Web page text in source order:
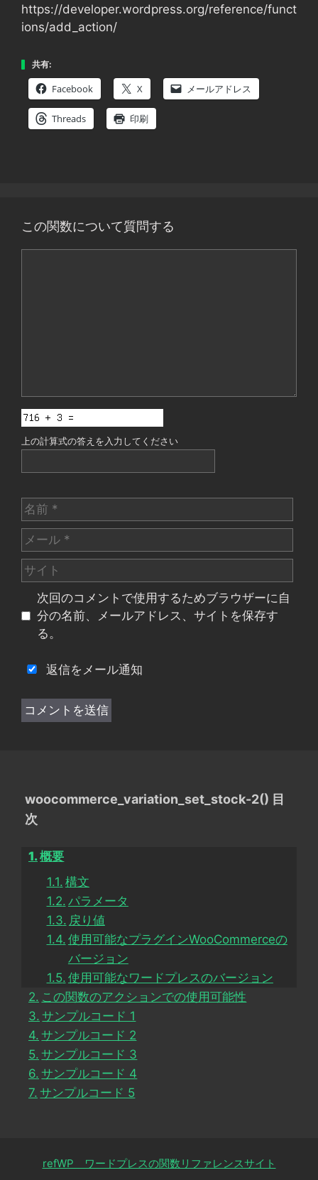
https://developer.wordpress.org/reference/funct
ions/add_action/
共有:
Facebook X メールアドレス
Threads 印刷
この関数について質問する
上の計算式の答えを入力してください
名
前
メ
ー
ル
サ
イ
次回のコメントで使用するためブラウザーに自
分の名前、メールアドレス、サイトを保存す
る。
返信をメール通知
woocommerce_variation_set_stock-2() 目
次
概要
構文
パラメータ
戻り値
使用可能なプラグインWooCommerceの
バージョン
使用可能なワードプレスのバージョン
この関数のアクションでの使用可能性
サンプルコード 1
サンプルコード 2
サンプルコード 3
サンプルコード 4
サンプルコード 5
refWP ワードプレスの関数リファレンスサイト